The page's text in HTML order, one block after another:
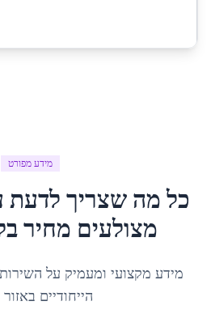
מידע מפורט
כל מה שצריך לדעת
מצולעים מחירב
מידע מקצועי ומעמיק על
הייחודיים